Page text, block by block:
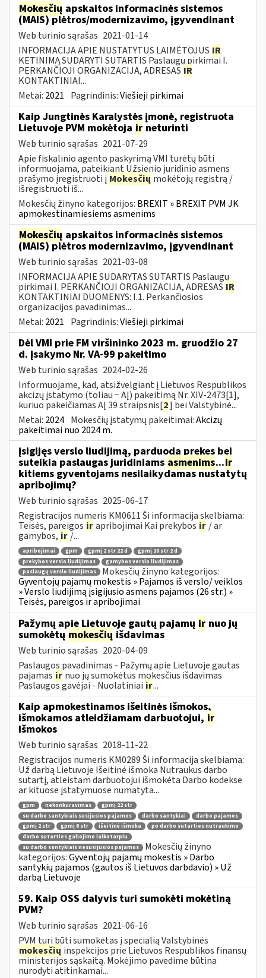
Mokesčių apskaitos informacinės sistemos
(MAIS) plėtros/modernizavimo, įgyvendinant
Web turinio sąrašas 2021-01-14
INFORMACIJA APIE NUSTATYTUS LAIMĖTOJUS IR
KETINIMĄ SUDARYTI SUTARTIS Paslaugų pirkimai I.
PERKANČIOJI ORGANIZACIJA, ADRESAS IR
KONTAKTINIAI...
Metai: 2021 Pagrindinis:Viešieji pirkimai
Kaip Jungtinės Karalystės įmonė, registruota
Lietuvoje PVM mokėtoja ir neturinti
Web turinio sąrašas 2021-07-29
Apie fiskalinio agento paskyrimą VMI turėtų būti
informuojama, pateikiant Užsienio juridinio asmens
prašymo įregistruoti į Mokesčių mokėtojų registrą /
išregistruoti iš...
Mokesčių žinyno kategorijos: BREXIT » BREXIT PVM JK
apmokestinamiesiems asmenims
Mokesčių apskaitos informacinės sistemos
(MAIS) plėtros modernizavimo, įgyvendinant
Web turinio sąrašas 2021-03-08
INFORMACIJA APIE SUDARYTAS SUTARTIS Paslaugų
pirkimai I. PERKANČIOJI ORGANIZACIJA, ADRESAS IR
KONTAKTINIAI DUOMENYS: I.1. Perkančiosios
organizacijos pavadinimas...
Metai: 2021 Pagrindinis:Viešieji pirkimai
Dėl VMI prie FM viršininko 2023 m. gruodžio 27
d. įsakymo Nr. VA-99 pakeitimo
Web turinio sąrašas 2024-02-26
Informuojame, kad, atsižvelgiant į Lietuvos Respublikos
akcizų įstatymo (toliau − AĮ) pakeitimą Nr. XIV-2473[1],
kuriuo pakeičiamas AĮ 39 straipsnis[2] bei Valstybinė...
Metai: 2024 Mokesčių įstatymų pakeitimai:Akcizų
pakeitimai nuo 2024 m.
įsigijęs verslo liudijimą, parduoda prekes bei
suteikia paslaugas juridiniams asmenims...ir
kitiems gyventojams nesilaikydamas nustatytų
apribojimų?
Web turinio sąrašas 2025-06-17
Registracijos numeris KM0611 Ši informacija skelbiama:
Teisės, pareigos irapribojimai Kai prekybos ir / ar
gamybos, ir /...
apribojimai gpm gpmį 2 str 22 d
gpmį 10 str 2 d
prekybos verslo liudijimas
gamybos verslo liudijimas
paslaugų verslo liudijimas
Mokesčių žinyno kategorijos:
Gyventojų pajamų mokestis » Pajamos iš verslo/ veiklos
» Verslo liudijimą įsigijusio asmens pajamos (26 str.) »
Teisės, pareigos ir apribojimai
Pažymų apie Lietuvoje gautų pajamų ir nuo jų
sumokėtų mokesčių išdavimas
Web turinio sąrašas 2020-04-09
Paslaugos pavadinimas - Pažymų apie Lietuvoje gautas
pajamas ir nuo jų sumokėtus mokesčius išdavimas
Paslaugos gavėjai - Nuolatiniai ir...
Kaip apmokestinamos išeitinės išmokos,
išmokamos atleidžiamam darbuotojui, ir
išmokos
Web turinio sąrašas 2018-11-22
Registracijos numeris KM0289 Ši informacija skelbiama:
Už darbą Lietuvoje Išeitinė išmoka Nutraukus darbo
sutartį, atleistam darbuotojui išmokėta Darbo kodekse
ar kituose įstatymuose numatyta...
gpm nekonkuravimas
gpmį 22 str
su darbo santykiais susijusios pajamos
darbo santykiai
darbo pajamos
gpmį 2 str
gpmį 6 str išeitinė išmoka
po darbo sutarties nutraukimo
darbo sutarties galiojimo laikotarpiu
su darbo santykiais nesusijusios pajamos
Mokesčių žinyno
kategorijos:Gyventojų pajamų mokestis » Darbo
santykių pajamos (gautos iš Lietuvos darbdavio) » Už
darbą Lietuvoje
59. Kaip OSS dalyvis turi sumokėti mokėtiną
PVM?
Web turinio sąrašas 2021-06-16
PVM turi būti sumokėtas į specialią Valstybinės
mokesčių inspekcijos prie Lietuvos Respublikos finansų
ministerijos sąskaitą. Mokėjimo pavedime būtina
nurodyti atitinkamai...